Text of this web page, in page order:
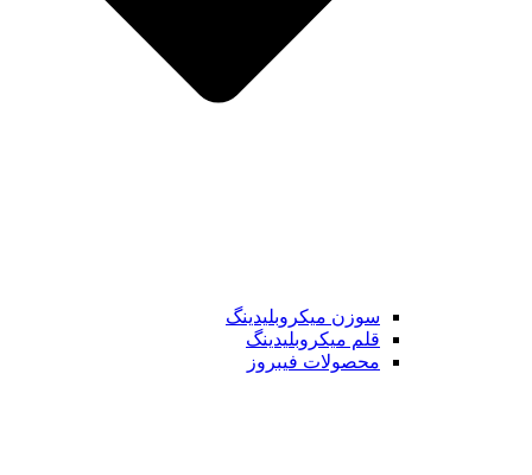
سوزن میکروبلیدینگ
قلم میکروبلیدینگ
محصولات فیبروز